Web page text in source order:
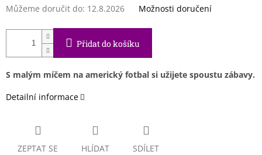
Můžeme doručit do: 12.8.2026 Možnosti doručení
Přidat do košíku
S malým míčem na americký fotbal si užijete spoustu zábavy.
Detailní informace
ZEPTAT SE HLÍDAT SDÍLET